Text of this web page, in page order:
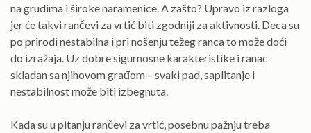
na grudima i široke naramenice. A zašto? Upravo iz razloga
jer će takvi rančevi za vrtić biti zgodniji za aktivnosti. Deca su
po prirodi nestabilna i pri nošenju težeg ranca to može doći
do izražaja. Uz dobre sigurnosne karakteristike i ranac
skladan sa njihovom građom – svaki pad, saplitanje i
nestabilnost može biti izbegnuta.
Kada su u pitanju rančevi za vrtić, posebnu pažnju treba